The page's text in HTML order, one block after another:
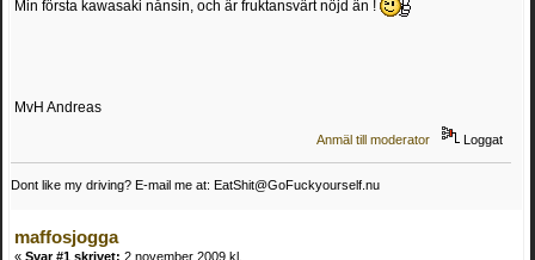
Min första kawasaki nånsin, och är fruktansvärt nöjd än !
MvH Andreas
Anmäl till moderator Loggat
Dont like my driving? E-mail me at: EatShit@GoFuckyourself.nu
maffosjogga
« Svar #1 skrivet: 2 november 2009 kl.